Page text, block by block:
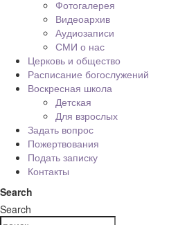
Фотогалерея
Видеоархив
Аудиозаписи
СМИ о нас
Церковь и общество
Расписание богослужений
Воскресная школа
Детская
Для взрослых
Задать вопрос
Пожертвования
Подать записку
Контакты
Search
Search